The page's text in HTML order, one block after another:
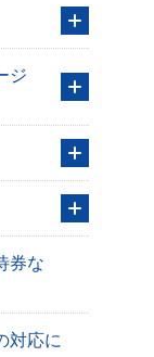
ジ
券な
対応に